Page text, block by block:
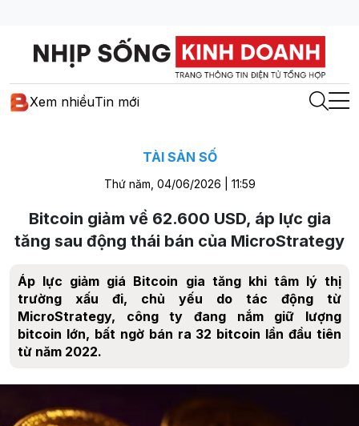
Xem nhiềuTin mới
TÀI SẢN SỐ
Thứ năm, 04/06/2026 | 11:59
Bitcoin giảm về 62.600 USD, áp lực gia
tăng sau động thái bán của MicroStrategy
Áp lực giảm giá Bitcoin gia tăng khi tâm lý thị
trường xấu đi, chủ yếu do tác động từ
MicroStrategy, công ty đang nắm giữ lượng
bitcoin lớn, bất ngờ bán ra 32 bitcoin lần đầu tiên
từ năm 2022.